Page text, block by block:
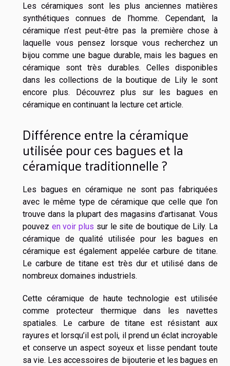
Les céramiques sont les plus anciennes matières
synthétiques connues de l’homme. Cependant, la
céramique n’est peut-être pas la première chose à
laquelle vous pensez lorsque vous recherchez un
bijou comme une bague durable, mais les bagues en
céramique sont très durables. Celles disponibles
dans les collections de la boutique de Lily le sont
encore plus. Découvrez plus sur les bagues en
céramique en continuant la lecture cet article.
Différence entre la céramique
utilisée pour ces bagues et la
céramique traditionnelle ?
Les bagues en céramique ne sont pas fabriquées
avec le même type de céramique que celle que l’on
trouve dans la plupart des magasins d’artisanat. Vous
pouvez en voir plus sur le site de boutique de Lily. La
céramique de qualité utilisée pour les bagues en
céramique est également appelée carbure de titane.
Le carbure de titane est très dur et utilisé dans de
nombreux domaines industriels.
Cette céramique de haute technologie est utilisée
comme protecteur thermique dans les navettes
spatiales. Le carbure de titane est résistant aux
rayures et lorsqu’il est poli, il prend un éclat incroyable
et conserve un aspect soyeux et lisse pendant toute
sa vie. Les accessoires de bijouterie et les bagues en